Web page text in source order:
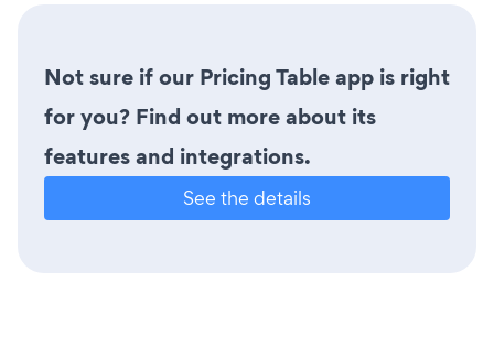
Not sure if our Pricing Table app is right
for you? Find out more about its
features and integrations.
See the details